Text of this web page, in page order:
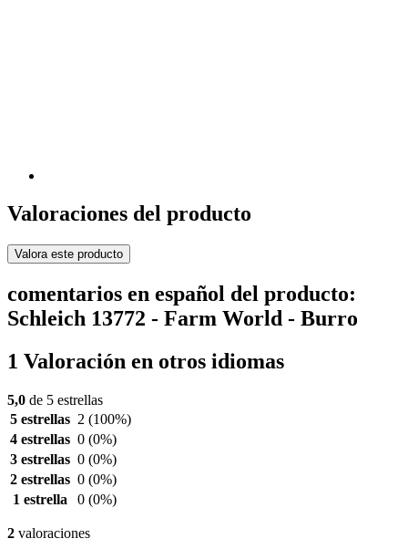
Valoraciones del producto
Valora este producto
comentarios en español del producto:
Schleich 13772 - Farm World - Burro
1 Valoración en otros idiomas
5,0 de 5 estrellas
5 estrellas 2 (100%)
4 estrellas 0 (0%)
3 estrellas 0 (0%)
2 estrellas 0 (0%)
1 estrella
0 (0%)
2 valoraciones